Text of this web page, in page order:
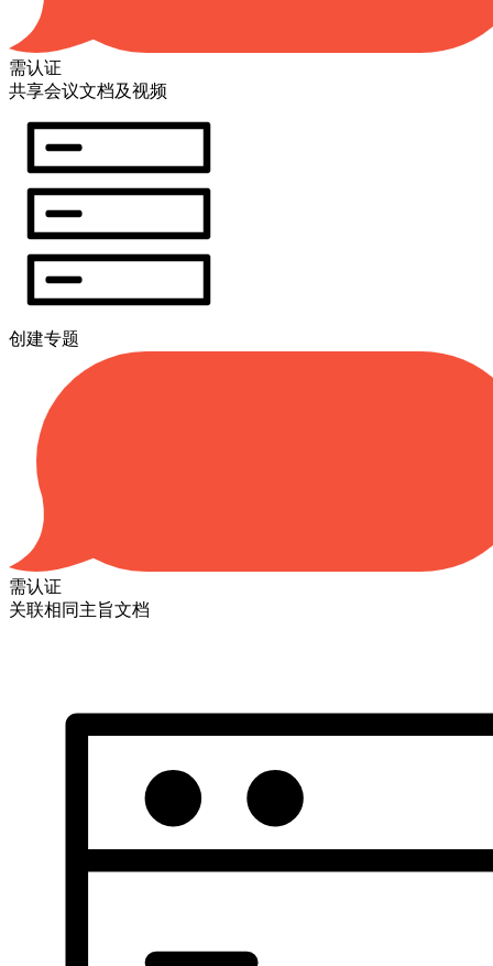
需认证
共享会议文档及视频
创建专题
需认证
关联相同主旨文档